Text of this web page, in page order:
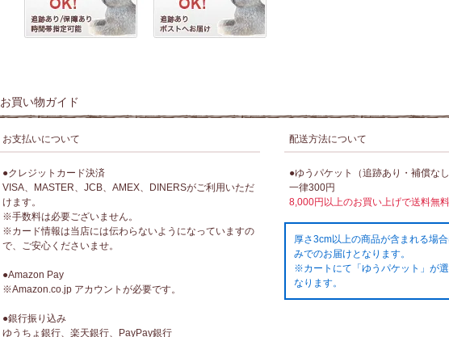
お買い物ガイド
お支払いについて
●クレジットカード決済
VISA、MASTER、JCB、AMEX、DINERSがご利用いただ
けます。
※手数料は必要ございません。
※カード情報は当店には伝わらないようになっていますの
で、ご安心くださいませ。
●Amazon Pay
※Amazon.co.jp アカウントが必要です。
●銀行振り込み
ゆうちょ銀行、楽天銀行、PayPay銀行
配送方法について
●ゆうパケット（追跡あり・補償なし
一律300円
8,000円以上のお買い上げで送料無
厚さ3cm以上の商品が含まれる場
みでのお届けとなります。
※カートにて「ゆうパケット」が
なります。